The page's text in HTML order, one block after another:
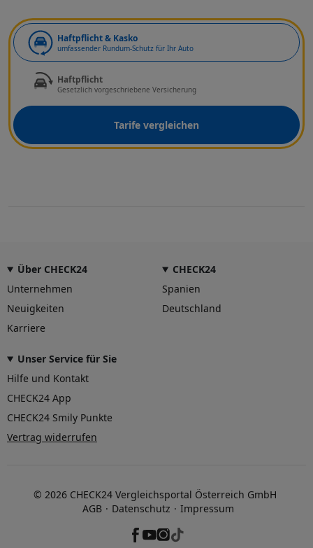
Haftpflicht & Kasko
umfassender Rundum-Schutz für Ihr Auto
Haftpflicht
Gesetzlich vorgeschriebene Versicherung
Tarife vergleichen
Über CHECK24
Unternehmen
Neuigkeiten
Karriere
CHECK24
Spanien
Deutschland
Unser Service für Sie
Hilfe und Kontakt
CHECK24 App
CHECK24 Smily Punkte
Vertrag widerrufen
© 2026 CHECK24 Vergleichsportal Österreich GmbH
AGB
Datenschutz Impressum